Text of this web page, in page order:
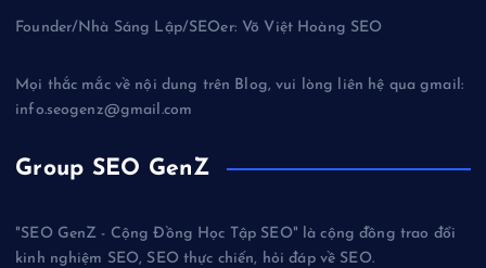
Founder/Nhà Sáng Lập/SEOer: Võ Việt Hoàng SEO
Mọi thắc mắc về nội dung trên Blog, vui lòng liên hệ qua gmail:
info.seogenz@gmail.com
Group SEO GenZ
"SEO GenZ - Cộng Đồng Học Tập SEO" là cộng đồng trao đổi
kinh nghiệm SEO, SEO thực chiến, hỏi đáp về SEO.